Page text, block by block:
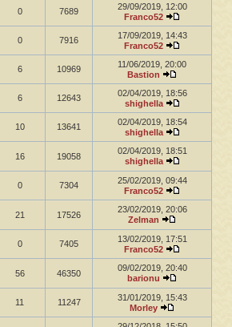
0 7689
29/09/2019, 12:00
Franco52
0 7916
17/09/2019, 14:43
Franco52
6 10969
11/06/2019, 20:00
Bastion
6 12643
02/04/2019, 18:56
shighella
10 13641
02/04/2019, 18:54
shighella
16 19058
02/04/2019, 18:51
shighella
0 7304
25/02/2019, 09:44
Franco52
21 17526
23/02/2019, 20:06
Zelman
0 7405
13/02/2019, 17:51
Franco52
56 46350
09/02/2019, 20:40
barionu
11 11247
31/01/2019, 15:43
Morley